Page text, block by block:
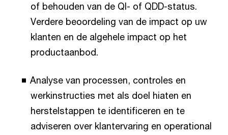
of behouden van de QI- of QDD-status.
Verdere beoordeling van de impact op uw
klanten en de algehele impact op het
productaanbod.
Analyse van processen, controles en
werkinstructies met als doel hiaten en
herstelstappen te identificeren en te
adviseren over klantervaring en operational